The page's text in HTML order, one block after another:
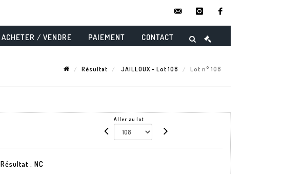
instagram
ACHETER / VENDRE PAIEMENT CONTACT
Résultat JAILLOUX - Lot 108 Lot n° 108
Aller au lot
Résultat : NC